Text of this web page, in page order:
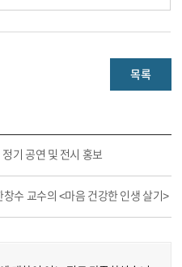
목록
기 공연 및 전시 홍보
수 교수의 <마음 건강한 인생 살기>